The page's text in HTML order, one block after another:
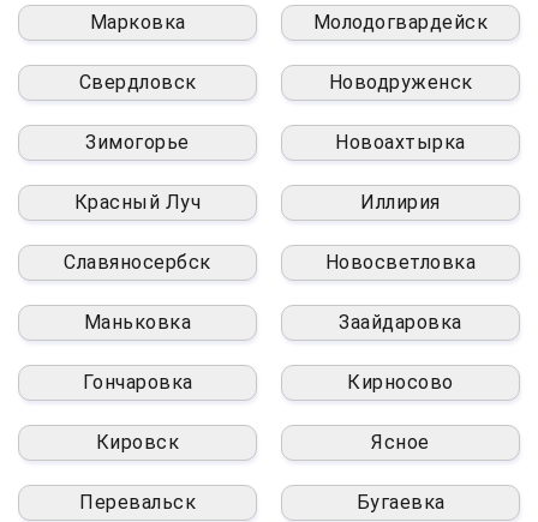
Марковка Молодогвардейск
Свердловск Новодруженск
Зимогорье Новоахтырка
Красный Луч Иллирия
Славяносербск Новосветловка
Маньковка Заайдаровка
Гончаровка Кирносово
Кировск Ясное
Перевальск Бугаевка